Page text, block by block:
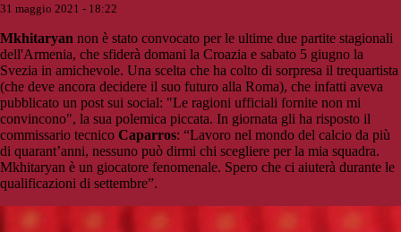
31 maggio 2021 - 18:22
Mkhitaryan non è stato convocato per le ultime due partite stagionali
dell'Armenia, che sfiderà domani la Croazia e sabato 5 giugno la
Svezia in amichevole. Una scelta che ha colto di sorpresa il trequartista
(che deve ancora decidere il suo futuro alla Roma), che infatti aveva
pubblicato un post sui social: "Le ragioni ufficiali fornite non mi
convincono", la sua polemica piccata. In giornata gli ha risposto il
commissario tecnico Caparros: “Lavoro nel mondo del calcio da più
di quarant’anni, nessuno può dirmi chi scegliere per la mia squadra.
Mkhitaryan è un giocatore fenomenale. Spero che ci aiuterà durante le
qualificazioni di settembre”.